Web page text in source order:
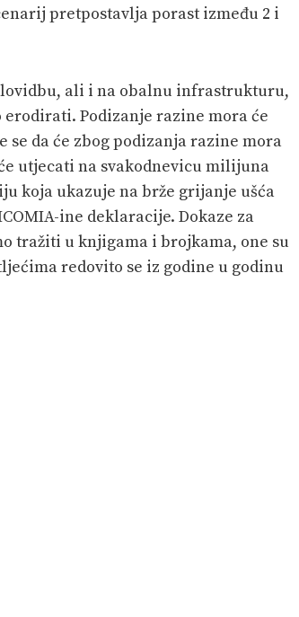
pretpostavlja porast između 2 i
ali i na obalnu infrastrukturu,
Podizanje razine mora će
da će zbog podizanja razine mora
utjecati na svakodnevicu milijuna
koja ukazuje na brže grijanje ušća
ine deklaracije. Dokaze za
tražiti u knjigama i brojkama, one su
redovito se iz godine u godinu